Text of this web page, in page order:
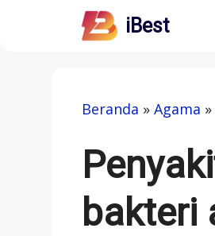
iBest
Beranda » Agama »
bakteri